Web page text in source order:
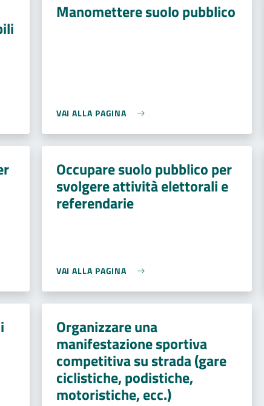
Manomettere suolo pubblico
VAI ALLA PAGINA
Occupare suolo pubblico per
svolgere attività elettorali e
referendarie
VAI ALLA PAGINA
Organizzare una
manifestazione sportiva
competitiva su strada (gare
ciclistiche, podistiche,
motoristiche, ecc.)